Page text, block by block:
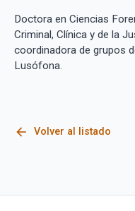
Doctora en Ciencias
Criminal, Clínica y de la
coordinadora de grupos
Lusófona.
arrow_back Volver al listado